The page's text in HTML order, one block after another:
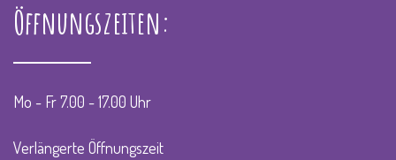
Öffnungszeiten:
Mo - Fr 7.00 - 17.00 Uhr
Verlängerte Öffnungszeit